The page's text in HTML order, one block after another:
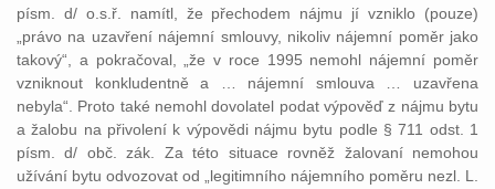
písm. d/ o.s.ř. namítl, že přechodem nájmu jí vzniklo (pouze)
„právo na uzavření nájemní smlouvy, nikoliv nájemní poměr jako
takový“, a pokračoval, „že v roce 1995 nemohl nájemní poměr
vzniknout konkludentně a … nájemní smlouva … uzavřena
nebyla“. Proto také nemohl dovolatel podat výpověď z nájmu bytu
a žalobu na přivolení k výpovědi nájmu bytu podle § 711 odst. 1
písm. d/ obč. zák. Za této situace rovněž žalovaní nemohou
užívání bytu odvozovat od „legitimního nájemního poměru nezl. L.